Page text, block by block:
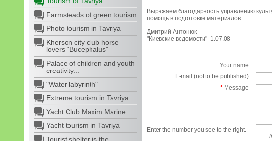
Farmsteads of green tourism
Photo tourism in Tavriya
Kherson city club horse
lovers "Bucephalus"
Palace of children and youth
creativity...
"Water labyrinth"
Extreme tourism in Tavriya
Yacht Club Maxim Marine
Yacht tourism in Tavriya
Tourist shelter is the
Выражаем благодарность управлению
помощь в подготовке материалов.
Дмитрий Антонюк
"Киевские ведомости" 1.07.08
Your name
E-mail (not to be published)
* Message
Enter the number you see to the right.